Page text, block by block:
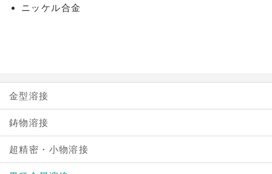
ニッケル合金
金型溶接
鋳物溶接
超精密・小物溶接